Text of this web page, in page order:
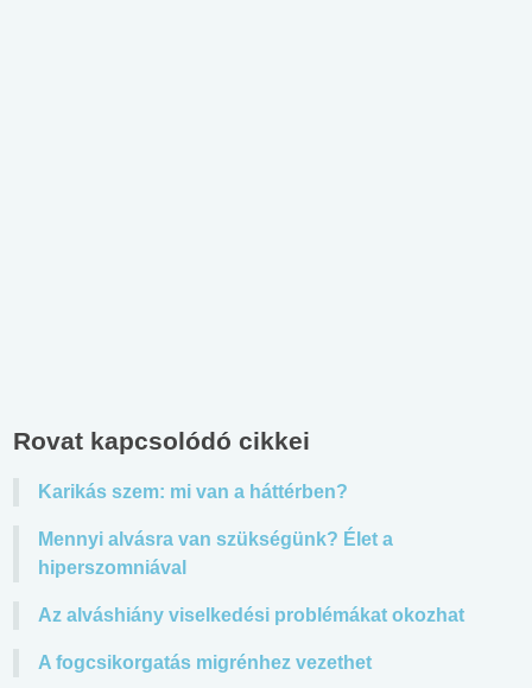
Rovat kapcsolódó cikkei
Karikás szem: mi van a háttérben?
Mennyi alvásra van szükségünk? Élet a
hiperszomniával
Az alváshiány viselkedési problémákat okozhat
A fogcsikorgatás migrénhez vezethet